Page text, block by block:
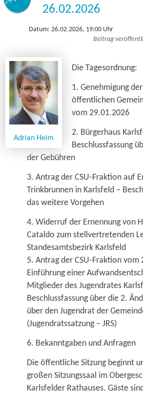
26.02.2026
Datum: 26.02.2026, 19:00 Uhr
Beitrag
Adrian Heim
Die Tagesordnung:
1. Genehmigung
öffentlichen
vom 29.01.2026
2. Bürgerhaus
Beschlussfassung
der Gebühren
3. Antrag der CSU-Fraktion auf
Trinkbrunnen in Karlsfeld –
das weitere Vorgehen
4. Widerruf der Ernennung von
Cataldo zum stellvertretenden
Standesamtsbezirk Karlsfeld
5. Antrag der CSU-Fraktion vom
Einführung einer
Mitglieder des Jugendrates
Beschlussfassung über die 2.
über den Jugendrat der
(Jugendratssatzung – JRS)
6. Bekanntgaben und Anfragen
Die öffentliche Sitzung beginnt
großen Sitzungssaal im
Karlsfelder Rathauses. Gäste